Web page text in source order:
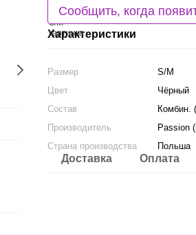
Сообщить, когда
Характеристики
Размер
S/M
Цвет
Чёрный
Состав
Комбин.
Производитель
Passion
Страна производства
Польша
Доставка Оплата